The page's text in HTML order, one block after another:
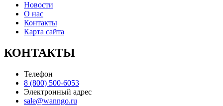
Новости
О нас
Контакты
Карта сайта
КОНТАКТЫ
Телефон
8 (800) 500-6053
Электронный адрес
sale@wanngo.ru